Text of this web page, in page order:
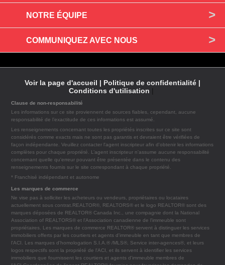
NOTRE ÉQUIPE
COMMUNIQUEZ AVEC NOUS
Voir la page d'accueil | Politique de confidentialité |
Conditions d'utilisation |
Clause de non-responsabilité
Les informations sur ce site proviennent de sources fiables, cependant, aucune
responsabilité de l’exactitude de ces informations est assumé.
Les renseignements concernant toutes les propriétés inscrites sur ce site sont
considérés comme exacts mais ne sont pas garantis et devraient être vérifiées de
façon indépendante. Veuillez contacter l'agent inscripteur afin d'obtenir les informations
complètes pour chaque propriété. L’agent inscripteur n'assume aucune responsabilité
concernant quelle qu'erreur pouvant être présentée dans le contenu des
renseignements fournis sur le site correspondant à chaque propriété.
* Franchisé indépendant et autonome
Les marques de commerce
Ne vise pas à solliciter les acheteurs ou vendeurs, propriétaires ou locataires
actuellement sous contrat.REALTOR®, REALTORS® et le logo REALTOR® sont des
marques déposées de REALTOR® Canada Inc., une compagnie dont la National
Association of REALTORS® et l'Association canadienne de l'immeuble sont
propriétaires. Les marques de commerce REALTOR® servent à distinguer les services
immobiliers offerts par les courtiers et agents d'immeuble en tant que membres de
l'ACI. Les marques d'homologation S.I.A.® /MLS®, Service inter-agences®, et leurs
logos respectifs sont la propriété de l'ACI, et ils servent à identifier les services
immobiliers que fournissent les courtiers et agents d'immeuble membres de